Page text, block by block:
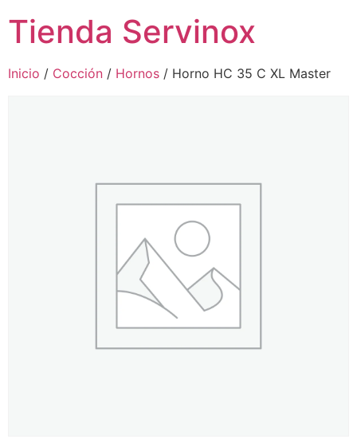
Tienda Servinox
Inicio / Cocción / Hornos / Horno HC 35 C XL Master